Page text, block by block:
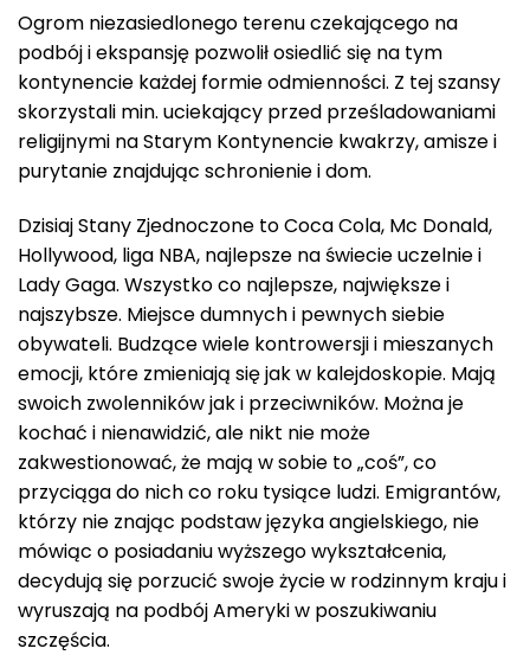
Ogrom niezasiedlonego terenu czekającego na
podbój i ekspansję pozwolił osiedlić się na tym
kontynencie każdej formie odmienności. Z tej szansy
skorzystali min. uciekający przed prześladowaniami
religijnymi na Starym Kontynencie kwakrzy, amisze i
purytanie znajdując schronienie i dom.
Dzisiaj Stany Zjednoczone to Coca Cola, Mc Donald,
Hollywood, liga NBA, najlepsze na świecie uczelnie i
Lady Gaga. Wszystko co najlepsze, największe i
najszybsze. Miejsce dumnych i pewnych siebie
obywateli. Budzące wiele kontrowersji i mieszanych
emocji, które zmieniają się jak w kalejdoskopie. Mają
swoich zwolenników jak i przeciwników. Można je
kochać i nienawidzić, ale nikt nie może
zakwestionować, że mają w sobie to „coś”, co
przyciąga do nich co roku tysiące ludzi. Emigrantów,
którzy nie znając podstaw języka angielskiego, nie
mówiąc o posiadaniu wyższego wykształcenia,
decydują się porzucić swoje życie w rodzinnym kraju i
wyruszają na podbój Ameryki w poszukiwaniu
szczęścia.